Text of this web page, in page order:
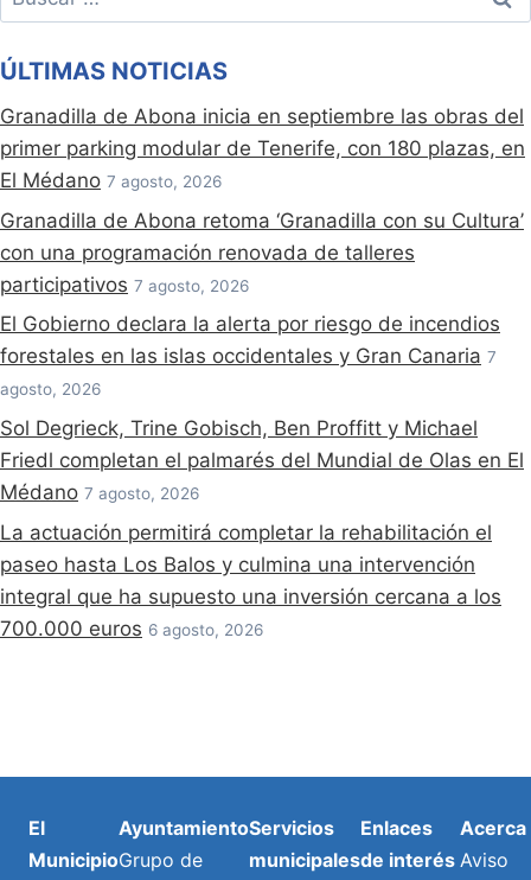
ÚLTIMAS NOTICIAS
Granadilla de Abona inicia en septiembre las obras del
primer parking modular de Tenerife, con 180 plazas, en
El Médano 7 agosto, 2026
Granadilla de Abona retoma ‘Granadilla con su Cultura’
con una programación renovada de talleres
participativos 7 agosto, 2026
El Gobierno declara la alerta por riesgo de incendios
forestales en las islas occidentales y Gran Canaria 7
agosto, 2026
Sol Degrieck, Trine Gobisch, Ben Proffitt y Michael
Friedl completan el palmarés del Mundial de Olas en El
Médano 7 agosto, 2026
La actuación permitirá completar la rehabilitación el
paseo hasta Los Balos y culmina una intervención
integral que ha supuesto una inversión cercana a los
700.000 euros 6 agosto, 2026
El
Municipio
Ayuntamiento
Grupo de
Servicios
municipales
Enlaces
de interés
Acerca
Aviso